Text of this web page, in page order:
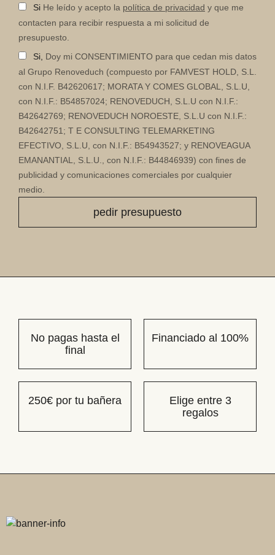
Si He leído y acepto la política de privacidad y que me
contacten para recibir respuesta a mi solicitud de
presupuesto.
Si, Doy mi CONSENTIMIENTO para que cedan mis datos
al Grupo Renoveduch (compuesto por FAMVEST HOLD, S.L.
con N.I.F. B42620617; MORATA Y COMES GLOBAL, S.L.U,
con N.I.F.: B54857024; RENOVEDUCH, S.L.U con N.I.F.:
B42642769; RENOVEDUCH NOROESTE, S.L.U con N.I.F.:
B42642751; T E CONSULTING TELEMARKETING
EFECTIVO, S.L.U, con N.I.F.: B54943527; y RENOVEAGUA
EMANANTIAL, S.L.U., con N.I.F.: B44846939) con fines de
publicidad y comunicaciones comerciales por cualquier
medio.
No pagas hasta el
final
Financiado al 100%
250€ por tu bañera
Elige entre 3
regalos